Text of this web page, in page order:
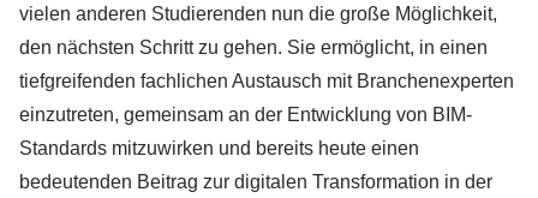
vielen anderen Studierenden nun die große Möglichkeit,
den nächsten Schritt zu gehen. Sie ermöglicht, in einen
tiefgreifenden fachlichen Austausch mit Branchenexperten
einzutreten, gemeinsam an der Entwicklung von BIM-
Standards mitzuwirken und bereits heute einen
bedeutenden Beitrag zur digitalen Transformation in der